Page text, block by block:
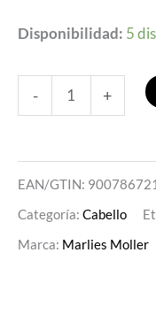
Disponibilidad: 5
- +
EAN/GTIN:
Categoría: Cabello
Marca: Marlies Moller